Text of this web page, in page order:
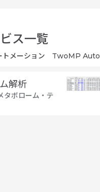
ス一覧
メーション TwoMP Auto
解析
タボローム・テ